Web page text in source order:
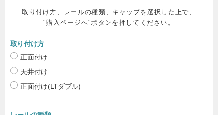
取り付け方、レールの種類、キャップを選択した上で、
"購入ページへ"ボタンを押してください。
取り付け方
正面付け
天井付け
正面付け(LTダブル)